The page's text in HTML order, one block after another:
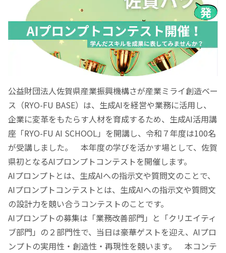
公益財団法人佐賀県産業振興機構さが産業ミライ創造ベー
ス（RYO-FU BASE）は、生成AIを経営や業務に活用し、
企業に変革をもたらす人材を育成するため、生成AI活用講
座「RYO-FU AI SCHOOL」を開講し、令和７年度は100名
が受講しました。 本年度の学びを活かす場として、佐賀
県初となるAIプロンプトコンテストを開催します。
AIプロンプトとは、生成AIへの指示文や質問文のことで、
AIプロンプトコンテストとは、生成AIへの指示文や質問文
の設計力を競い合うコンテストのことです。
AIプロンプトの募集は「業務改善部門」と「クリエイティ
ブ部門」の２部門性で、当日は豪華ゲストを迎え、AIプロ
ンプトの実用性・創造性・再現性を競います。 本コンテ